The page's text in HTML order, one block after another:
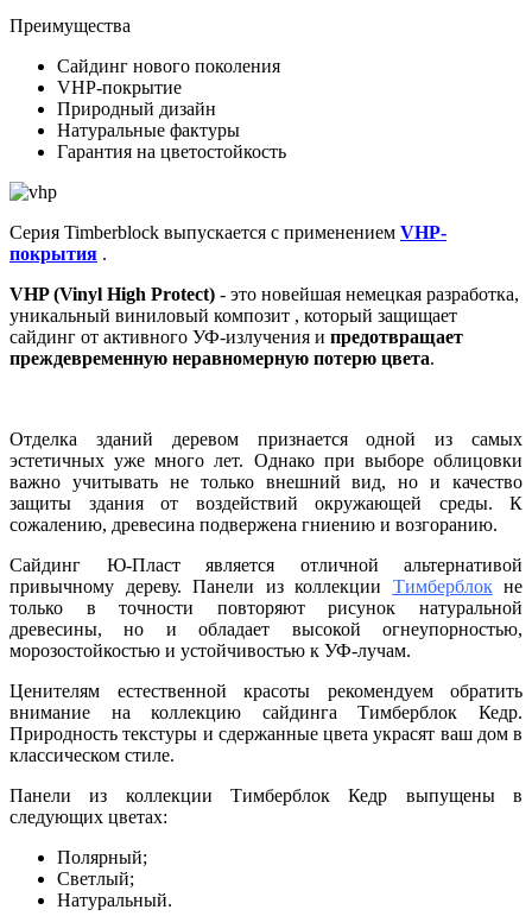
Преимущества
Сайдинг нового поколения
VHP-покрытие
Природный дизайн
Натуральные фактуры
Гарантия на цветостойкость
Серия Timberblock выпускается с применением VHP-
покрытия .
VHP (Vinyl High Protect) - это новейшая немецкая разработка,
уникальный виниловый композит , который защищает
сайдинг от активного УФ-излучения и предотвращает
преждевременную неравномерную потерю цвета.
Отделка зданий деревом признается одной из самых
эстетичных уже много лет. Однако при выборе облицовки
важно учитывать не только внешний вид, но и качество
защиты здания от воздействий окружающей среды. К
сожалению, древесина подвержена гниению и возгоранию.
Сайдинг Ю-Пласт является отличной альтернативой
привычному дереву. Панели из коллекции Тимберблокне
только в точности повторяют рисунок натуральной
древесины, но и обладает высокой огнеупорностью,
морозостойкостью и устойчивостью к УФ-лучам.
Ценителям естественной красоты рекомендуем обратить
внимание на коллекцию сайдинга Тимберблок Кедр.
Природность текстуры и сдержанные цвета украсят ваш дом в
классическом стиле.
Панели из коллекции Тимберблок Кедр выпущены в
следующих цветах:
Полярный;
Светлый;
Натуральный.